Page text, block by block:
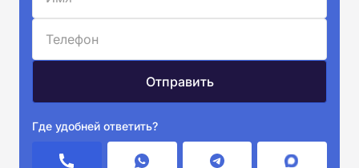
Где удобней ответить?